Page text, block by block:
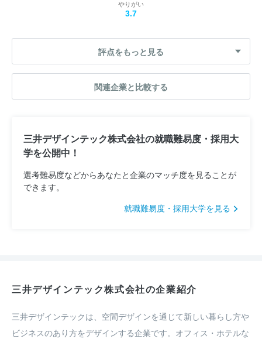
やりがい
3.7
評点をもっと見る
関連企業と比較する
三井デザインテック株式会社の就職難易度・採用大
学を公開中！
選考難易度などからあなたと企業のマッチ度を見ることが
できます。
就職難易度・採用大学を見る
三井デザインテック株式会社の企業紹介
三井デザインテックは、空間デザインを通じて新しい暮らし方や
ビジネスのあり方をデザインする企業です。オフィス・ホテルな